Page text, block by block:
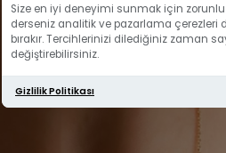
Size en iyi deneyimi sunmak için zorunlu
derseniz analitik ve pazarlama çerezleri
bırakır. Tercihlerinizi dilediğiniz zaman
değiştirebilirsiniz.
Gizlilik Politikası